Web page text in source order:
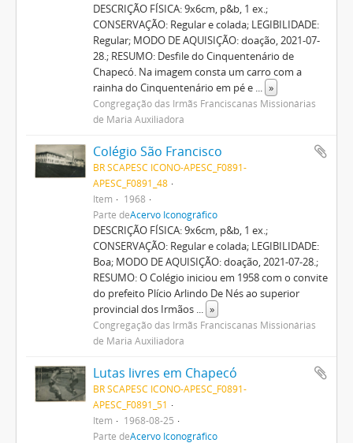
DESCRIÇÃO FÍSICA: 9x6cm, p&b, 1 ex.;
CONSERVAÇÃO: Regular e colada; LEGIBILIDADE:
Regular; MODO DE AQUISIÇÃO: doação, 2021-07-
28.; RESUMO: Desfile do Cinquentenário de
Chapecó. Na imagem consta um carro com a
rainha do Cinquentenário em pé e ... »
Congregação das Irmãs Franciscanas Missionárias
de Maria Auxiliadora
Colégio São Francisco
BR SCAPESC ICONO-APESC_F0891-
APESC_F0891_48
Item
1968
Parte deAcervo Iconográfico
DESCRIÇÃO FÍSICA: 9x6cm, p&b, 1 ex.;
CONSERVAÇÃO: Regular e colada; LEGIBILIDADE:
Boa; MODO DE AQUISIÇÃO: doação, 2021-07-28.;
RESUMO: O Colégio iniciou em 1958 com o convite
do prefeito Plício Arlindo De Nés ao superior
provincial dos Irmãos ... »
Congregação das Irmãs Franciscanas Missionárias
de Maria Auxiliadora
Lutas livres em Chapecó
BR SCAPESC ICONO-APESC_F0891-
APESC_F0891_51
Item
1968-08-25
Parte deAcervo Iconográfico